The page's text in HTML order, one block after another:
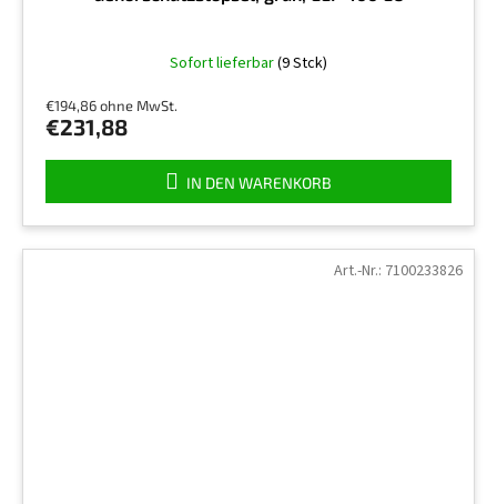
Die
durchschnittliche
von
5
Sternen.
Sofort lieferbar(9 Stck)
€194,86 ohne MwSt.
€231,88
IN DEN WARENKORB
Art.-Nr.: 7100233826